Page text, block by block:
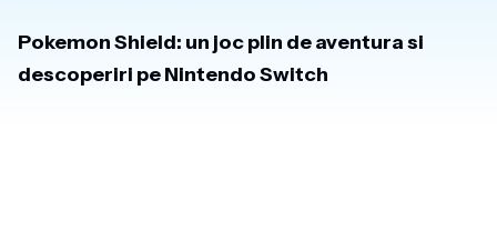
Pokemon Shield: un joc plin de aventura si
descoperiri pe Nintendo Switch